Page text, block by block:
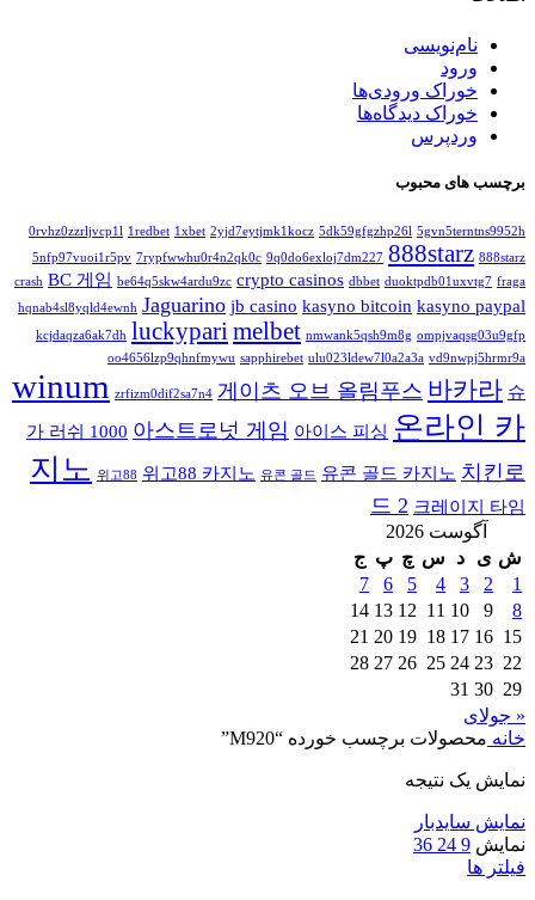
نام‌نویسی
ورود
خوراک ورودی‌ها
خوراک دیدگاه‌ها
وردپرس
برچسب های محبوب
0rvhz0zzrljvcp1l 1redbet 1xbet 2yjd7eytjmk1kocz 5dk59gfgzhp26l 5gvn5terntns9952h
5nfp97vuoi1r5pv 7rypfwwhu0r4n2qk0c 9q0do6exloj7dm227 888starz 888starz
crash BC 게임 be64q5skw4ardu9zc crypto casinos dbbet duoktpdb01uxvtg7 fraga
hqnab4sl8yqld4ewnh Jaguarino jb casino kasyno bitcoin kasyno paypal
kcjdaqza6ak7dh luckypari melbet nmwank5qsh9m8g ompjvaqsg03u9gfp
oo4656lzp9qhnfmywu sapphirebet ulu023ldew7l0a2a3a vd9nwpj5hrmr9a
winum zrfizm0dif2sa7n4 게이츠 오브 올림푸스 바카라 슈
가 러쉬 1000 아스트로넛 게임 아이스 피싱 온라인 카
지노 위고88 위고88 카지노 유콘 골드 유콘 골드 카지노 치킨로
드 2 크레이지 타임
آگوست 2026
ش ی د س چ پ ج
1
2
3
4
5
6
7
8
9
10
11
12
13
14
15
16
17
18
19
20
21
22
23
24
25
26
27
28
29
30
31
« جولای
خانه محصولات برچسب خورده “M920”
نمایش یک نتیجه
نمایش سایدبار
نمایش 9
24
36
فیلتر ها